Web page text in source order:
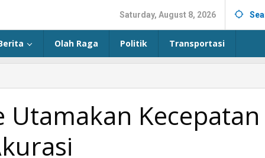
Saturday, August 8, 2026
Olah Raga Politik Transportasi
Utamakan